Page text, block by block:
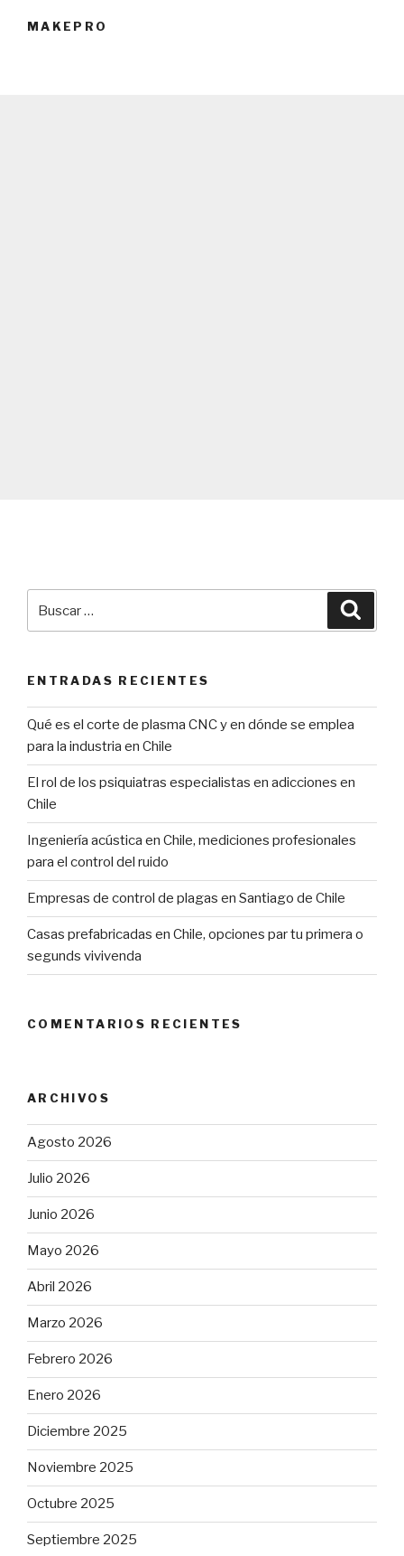
MAKEPRO
ENTRADAS RECIENTES
Qué es el corte de plasma CNC y en dónde se emplea
para la industria en Chile
El rol de los psiquiatras especialistas en adicciones en
Chile
Ingeniería acústica en Chile, mediciones profesionales
para el control del ruido
Empresas de control de plagas en Santiago de Chile
Casas prefabricadas en Chile, opciones par tu primera o
segunds vivivenda
COMENTARIOS RECIENTES
ARCHIVOS
Agosto 2026
Julio 2026
Junio 2026
Mayo 2026
Abril 2026
Marzo 2026
Febrero 2026
Enero 2026
Diciembre 2025
Noviembre 2025
Octubre 2025
Septiembre 2025